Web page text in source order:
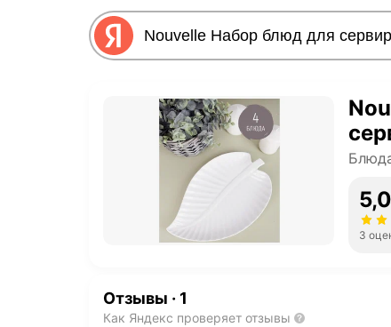
5,0
3
Отзывы · 1
Как Яндекс проверяет отзывы